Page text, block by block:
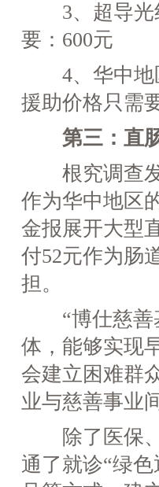
3、超导光
要：600元
4、华中地区
援助价格只需
第三：直
根究调查发
作为华中地区
金报展开大型
付52元作为肠
担。
“博仕慈善
体，能够实现
会建立困难群
业与慈善事业
除了医保、
通了就诊“绿